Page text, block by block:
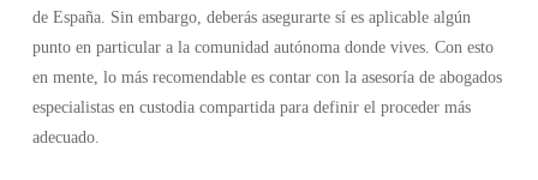
de España. Sin embargo, deberás asegurarte sí es aplicable algún
punto en particular a la comunidad autónoma donde vives. Con esto
en mente, lo más recomendable es contar con la asesoría de abogados
especialistas en custodia compartida para definir el proceder más
adecuado.